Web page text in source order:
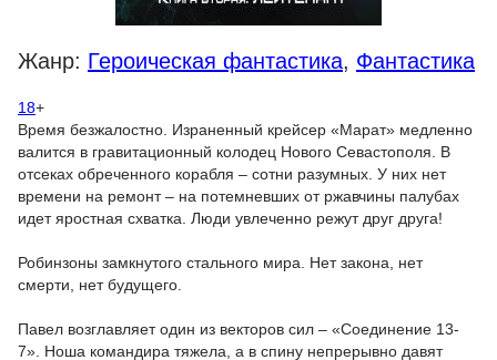
Жанр: Героическая фантастика, Фантастика
18+
Время безжалостно. Израненный крейсер «Марат» медленно
валится в гравитационный колодец Нового Севастополя. В
отсеках обреченного корабля – сотни разумных. У них нет
времени на ремонт – на потемневших от ржавчины палубах
идет яростная схватка. Люди увлеченно режут друг друга!
Робинзоны замкнутого стального мира. Нет закона, нет
смерти, нет будущего.
Павел возглавляет один из векторов сил – «Соединение 13-
7». Ноша командира тяжела, а в спину непрерывно давят